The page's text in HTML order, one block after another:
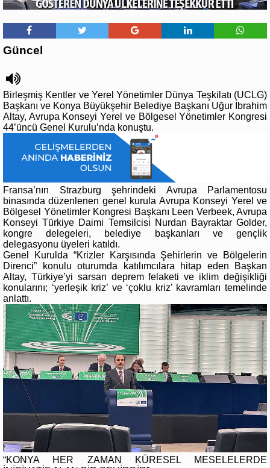
Güncel
Birleşmiş Kentler ve Yerel Yönetimler Dünya Teşkilatı (UCLG)
Başkanı ve Konya Büyükşehir Belediye Başkanı Uğur İbrahim
Altay, Avrupa Konseyi Yerel ve Bölgesel Yönetimler Kongresi
44’üncü Genel Kurulu’nda konuştu.
Fransa’nın Strazburg şehrindeki Avrupa Parlamentosu
binasında düzenlenen genel kurula Avrupa Konseyi Yerel ve
Bölgesel Yönetimler Kongresi Başkanı Leen Verbeek, Avrupa
Konseyi Türkiye Daimi Temsilcisi Nurdan Bayraktar Golder,
kongre delegeleri, belediye başkanları ve gençlik
delegasyonu üyeleri katıldı.
Genel Kurulda “Krizler Karşısında Şehirlerin ve Bölgelerin
Direnci” konulu oturumda katılımcılara hitap eden Başkan
Altay, Türkiye’yi sarsan deprem felaketi ve iklim değişikliği
konularını; ‘yerleşik kriz’ ve ‘çoklu kriz’ kavramları temelinde
anlattı.
“KONYA HER ZAMAN KÜRESEL MESELELERDE